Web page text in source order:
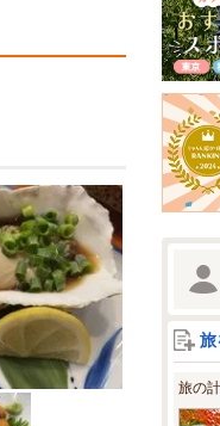
旅
旅の